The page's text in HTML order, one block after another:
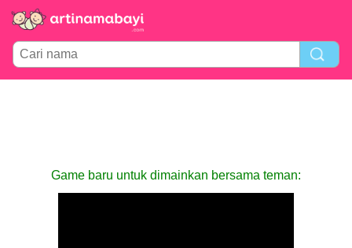
Game baru untuk dimainkan bersama teman: